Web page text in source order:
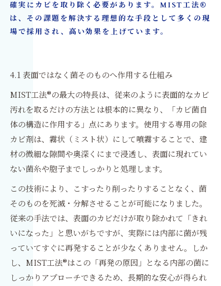
確実にカビを取り除く必要があります。MIST工法®
は、その課題を解決する理想的な手段として多くの現
場で採用され、高い効果を上げています。
4.1 表面ではなく菌そのものへ作用する仕組み
MIST工法®の最大の特長は、従来のように表面的なカビ
汚れを取るだけの方法とは根本的に異なり、「カビ菌自
体の構造に作用する」点にあります。使用する専用の除
カビ剤は、霧状（ミスト状）にして噴霧することで、建
材の微細な隙間や奥深くにまで浸透し、表面に現れてい
ない菌糸や胞子までしっかりと処理します。
この技術により、こすったり削ったりすることなく、菌
そのものを死滅・分解させることが可能になりました。
従来の手法では、表面のカビだけが取り除かれて「きれ
いになった」と思いがちですが、実際には内部に菌が残
っていてすぐに再発することが少なくありません。しか
し、MIST工法®はこの「再発の原因」となる内部の菌に
しっかりアプローチできるため、長期的な安心が得られ